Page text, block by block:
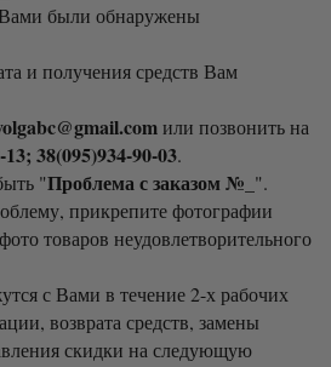
были обнаружены
и получения средств Вам
или позвонить на
38(095)934-90-03.
"Проблема с заказом №_ ".
прикрепите фотографии
товаров неудовлетворительного
с Вами в течение 2-х рабочих
возврата средств, замены
скидки на следующую